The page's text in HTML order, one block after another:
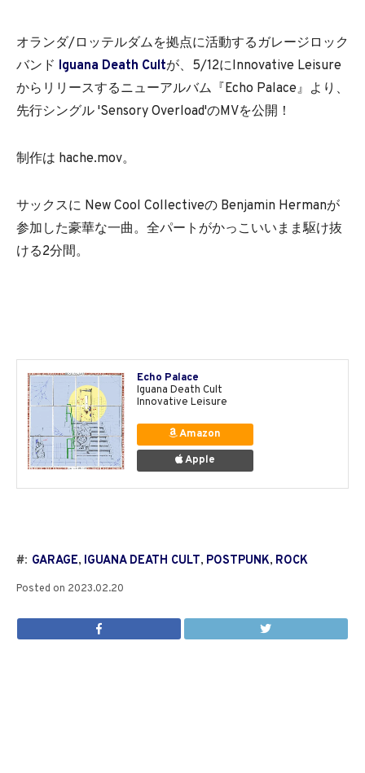
オランダ/ロッテルダムを拠点に活動するガレージロック
バンド Iguana Death Cultが、5/12にInnovative Leisure
からリリースするニューアルバム『Echo Palace』より、
先行シングル 'Sensory Overload'のMVを公開！
制作は hache.mov。
サックスに New Cool Collectiveの Benjamin Hermanが
参加した豪華な一曲。全パートがかっこいいまま駆け抜
ける2分間。
Echo Palace
Iguana Death Cult
Innovative Leisure
Amazon
Apple
#: GARAGE, IGUANA DEATH CULT, POSTPUNK, ROCK
Posted on 2023.02.20